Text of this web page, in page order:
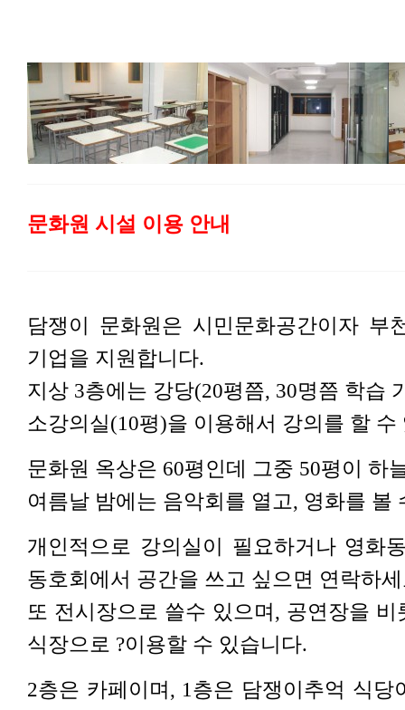
문화원 시설 이용 안내
담쟁이 문화원은 시민문화공간이자 부
기업을 지원합니다.
지상 3층에는 강당(20평쯤, 30명쯤 학습
소강의실(10평)을 이용해서 강의를 할 수
문화원 옥상은 60평인데 그중 50평이 하
여름날 밤에는 음악회를 열고, 영화를 볼
개인적으로 강의실이 필요하거나 영화
동호회에서 공간을 쓰고 싶으면 연락하
또 전시장으로 쓸수 있으며, 공연장을
식장으로 ?이용할 수 있습니다.
2층은 카페이며, 1층은 담쟁이추억 식당